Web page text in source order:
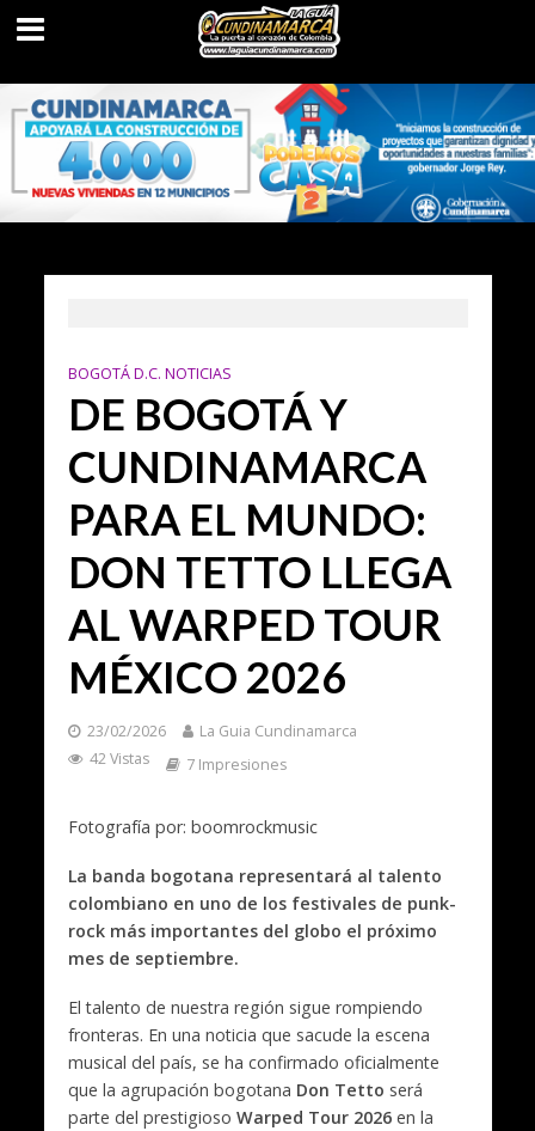
BOGOTÁ D.C. NOTICIAS
DE BOGOTÁ Y
CUNDINAMARCA
PARA EL MUNDO:
DON TETTO LLEGA
AL WARPED TOUR
MÉXICO 2026
23/02/2026
La Guia Cundinamarca
42 Vistas
7 Impresiones
Fotografía por: boomrockmusic
La banda bogotana representará al talento
colombiano en uno de los festivales de punk-
rock más importantes del globo el próximo
mes de septiembre.
El talento de nuestra región sigue rompiendo
fronteras. En una noticia que sacude la escena
musical del país, se ha confirmado oficialmente
que la agrupación bogotana Don Tetto será
parte del prestigioso Warped Tour 2026en la